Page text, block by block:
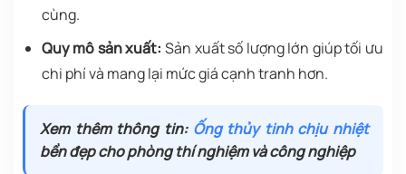
cùng.
Quy mô sản xuất: Sản xuất số lượng lớn giúp tối ưu
chi phí và mang lại mức giá cạnh tranh hơn.
Xem thêm thông tin: Ống thủy tinh chịu nhiệt
bền đẹp cho phòng thí nghiệm và công nghiệp